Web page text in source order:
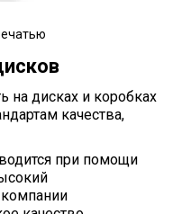
на дисках и коробках
качества,
при помощи